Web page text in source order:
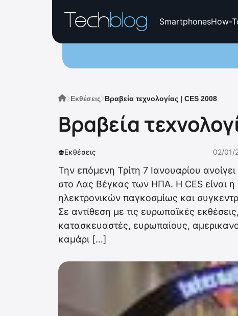
SmartphonesHow-
Εκθέσεις Βραβεία τεχνολογίας | CES 2008
Βραβεία
Εκθέσεις 02/01/
Την επόμενη Τρίτη 7 Ιανουαρίου
στο Λας Βέγκας των ΗΠΑ. Η CES είναι
ηλεκτρονικών παγκοσμίως και
Σε αντίθεση με τις ευρωπαϊκές
κατασκευαστές, ευρωπαίους,
καμάρι […]